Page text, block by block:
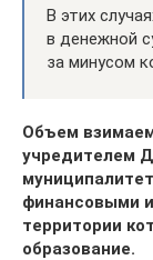
В этих
в денежной
за минусом
Объем
учредителем
финансовыми
территории
образование.